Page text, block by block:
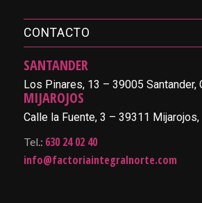
CONTACTO
SANTANDER
Los Pinares, 13 – 39005 Santander,
MIJAROJOS
Calle la Fuente, 3 – 39311 Mijarojos,
Tel.: 630 24 02 40
info@factoriaintegralnorte.com